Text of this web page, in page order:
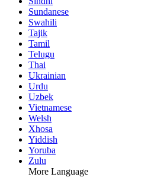
Sundanese
Swahili
Tajik
Tamil
Telugu
Thai
Ukrainian
Urdu
Uzbek
Vietnamese
Welsh
Xhosa
Yiddish
Yoruba
Zulu
More Language